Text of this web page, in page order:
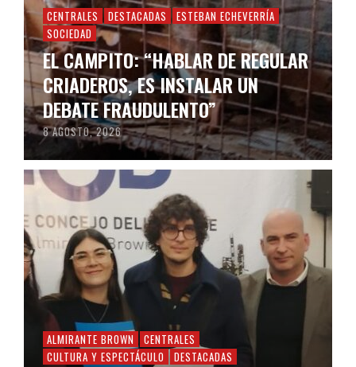
CENTRALES DESTACADAS
ESTEBAN ECHEVERRÍA
SOCIEDAD
EL CAMPITO: “HABLAR DE REGULAR
CRIADEROS, ES INSTALAR UN
DEBATE FRAUDULENTO”
8 AGOSTO, 2026
ALMIRANTE BROWN
CENTRALES
CULTURA Y ESPECTÁCULO
DESTACADAS